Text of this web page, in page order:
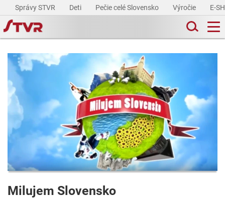
Správy STVR Deti Pečie celé Slovensko Výročie E-
Milujem Slovensko